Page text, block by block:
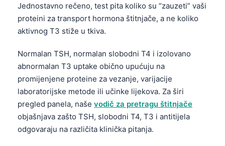
Jednostavno rečeno, test pita koliko su “zauzeti” vaši
proteini za transport hormona štitnjače, a ne koliko
aktivnog T3 stiže u tkiva.
Normalan TSH, normalan slobodni T4 i izolovano
abnormalan T3 uptake obično upućuju na
promijenjene proteine za vezanje, varijacije
laboratorijske metode ili učinke lijekova. Za širi
pregled panela, naše vodič za pretragu štitnjače
objašnjava zašto TSH, slobodni T4, T3 i antitijela
odgovaraju na različita klinička pitanja.